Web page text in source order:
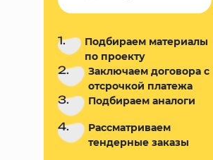
1.
Подбираем материалы
по проекту
2.
Заключаем договора с
отсрочкой платежа
3. Подбираем аналоги
4.
Рассматриваем
тендерные заказы